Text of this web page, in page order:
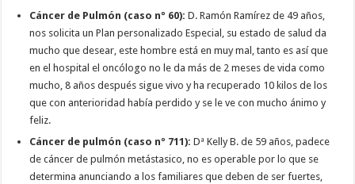
Cáncer de Pulmón (caso nº 60): D. Ramón Ramírez de 49 años,
nos solicita un Plan personalizado Especial, su estado de salud da
mucho que desear, este hombre está en muy mal, tanto es así que
en el hospital el oncólogo no le da más de 2 meses de vida como
mucho, 8 años después sigue vivo y ha recuperado 10 kilos de los
que con anterioridad había perdido y se le ve con mucho ánimo y
feliz.
Cáncer de pulmón (caso nº 711):Dª Kelly B. de 59 años, padece
de cáncer de pulmón metástasico, no es operable por lo que se
determina anunciando a los familiares que deben de ser fuertes,